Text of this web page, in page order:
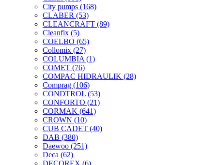
City pumps (168)
CLABER (53)
CLEANCRAFT (89)
Cleanfix (5)
COELBO (65)
Collomix (27)
COLUMBIA (1)
COMET (76)
COMPAC HIDRAULIK (28)
Comprag (106)
CONDTROL (53)
CONFORTO (21)
CORMAK (641)
CROWN (10)
CUB CADET (40)
DAB (380)
Daewoo (251)
Deca (62)
DECOREX (6)